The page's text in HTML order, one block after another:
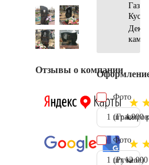
Отзывы о компании
Кусты
Фото
1 шт.4.900
Фото
(Ручное)
1 шт.